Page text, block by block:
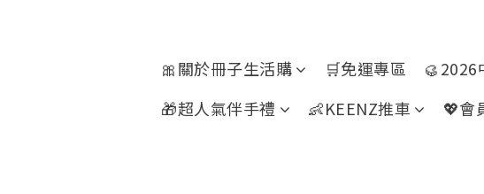
🎀關於冊子生活購 🛒免運專區 🥮2026
🎁超人氣伴手禮
👶KEENZ推車 💖會